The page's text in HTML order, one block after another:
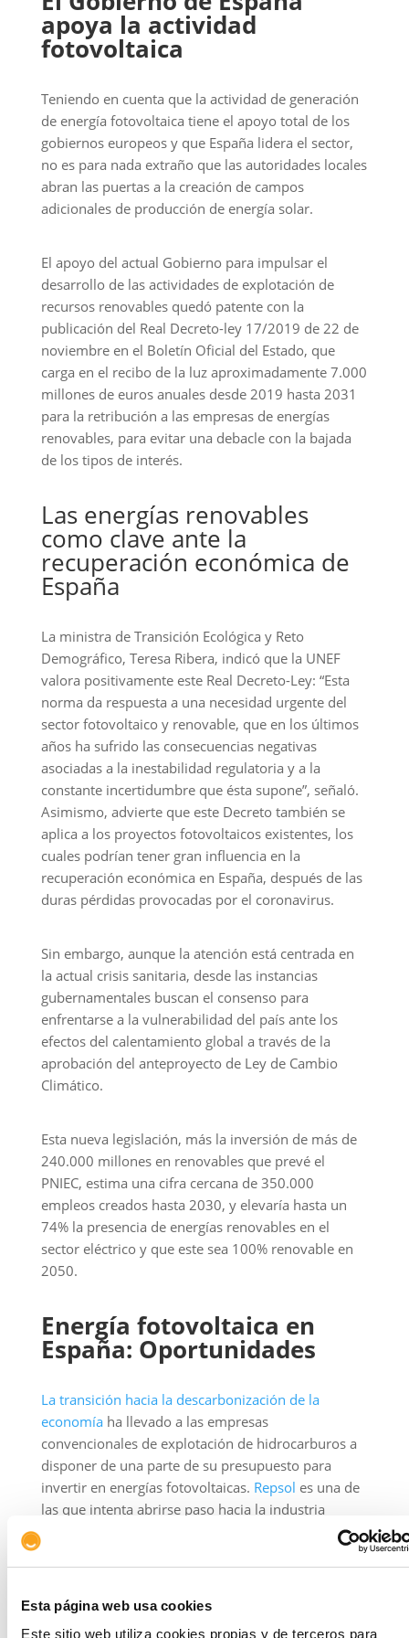
Esta página web usa cookies
Este sitio web utiliza cookies propias y de terceros para
apoya la actividad
fotovoltaica
Teniendo en cuenta que la actividad de generación
de energía fotovoltaica tiene el apoyo total de los
gobiernos europeos y que España lidera el sector,
no es para nada extraño que las autoridades locales
abran las puertas a la creación de campos
adicionales de producción de energía solar.
El apoyo del actual Gobierno para impulsar el
desarrollo de las actividades de explotación de
recursos renovables quedó patente con la
publicación del Real Decreto-ley 17/2019 de 22 de
noviembre en el Boletín Oficial del Estado, que
carga en el recibo de la luz aproximadamente 7.000
millones de euros anuales desde 2019 hasta 2031
para la retribución a las empresas de energías
renovables, para evitar una debacle con la bajada
de los tipos de interés.
Las energías renovables
como clave ante la
recuperación económica de
España
La ministra de Transición Ecológica y Reto
Demográfico, Teresa Ribera, indicó que la UNEF
valora positivamente este Real Decreto-Ley: “Esta
norma da respuesta a una necesidad urgente del
sector fotovoltaico y renovable, que en los últimos
años ha sufrido las consecuencias negativas
asociadas a la inestabilidad regulatoria y a la
constante incertidumbre que ésta supone”, señaló.
Asimismo, advierte que este Decreto también se
aplica a los proyectos fotovoltaicos existentes, los
cuales podrían tener gran influencia en la
recuperación económica en España, después de las
duras pérdidas provocadas por el coronavirus.
Sin embargo, aunque la atención está centrada en
la actual crisis sanitaria, desde las instancias
gubernamentales buscan el consenso para
enfrentarse a la vulnerabilidad del país ante los
efectos del calentamiento global a través de la
aprobación del anteproyecto de Ley de Cambio
Climático.
Esta nueva legislación, más la inversión de más de
240.000 millones en renovables que prevé el
PNIEC, estima una cifra cercana de 350.000
empleos creados hasta 2030, y elevaría hasta un
74% la presencia de energías renovables en el
sector eléctrico y que este sea 100% renovable en
2050.
Energía fotovoltaica en
España: Oportunidades
La transición hacia la descarbonización de la
economíaha llevado a las empresas
convencionales de explotación de hidrocarburos a
disponer de una parte de su presupuesto para
invertir en energías fotovoltaicas. Repsol es una de
las que intenta abrirse paso hacia la industria
fotovoltaica y entre otras decisiones se destaca su
complejo ubicado en Ciudad Real y que en conjunto
suman 126.6 MW.